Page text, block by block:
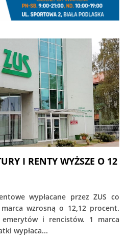
I RENTY WYŻSZE O 12
wypłacane przez ZUS co
wzrosną o 12,12 procent.
i rencistów. 1 marca
wypłaca...